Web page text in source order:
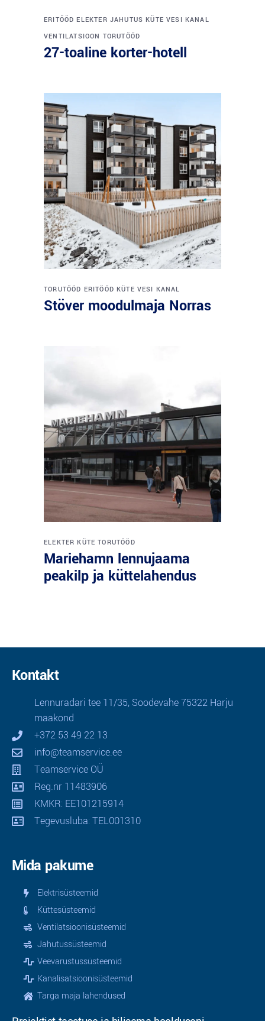
ERITÖÖD ELEKTER JAHUTUS KÜTE VESI KANAL
VENTILATSIOON TORUTÖÖD
27-toaline korter-hotell
TORUTÖÖD ERITÖÖD KÜTE VESI KANAL
Stöver moodulmaja Norras
ELEKTER KÜTE TORUTÖÖD
Mariehamn lennujaama
peakilp ja küttelahendus
Kontakt
Lennuradari tee 11/35, Soodevahe 75322 Harju
maakond
+372 53 49 22 13
info@teamservice.ee
Teamservice OÜ
Reg.nr 11483906
KMKR: EE101215914
Tegevusluba: TEL001310
Mida pakume
Elektrisüsteemid
Küttesüsteemid
Ventilatsioonisüsteemid
Jahutussüsteemid
Veevarustussüsteemid
Kanalisatsioonisüsteemid
Targa maja lahendused